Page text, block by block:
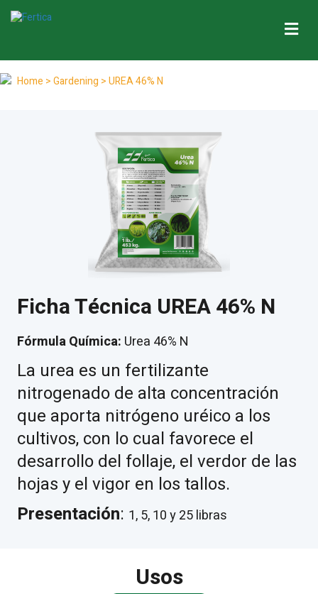
Home > Gardening > UREA 46% N
Ficha Técnica UREA 46% N
Fórmula Química: Urea 46% N
La urea es un fertilizante
nitrogenado de alta concentración
que aporta nitrógeno uréico a los
cultivos, con lo cual favorece el
desarrollo del follaje, el verdor de las
hojas y el vigor en los tallos.
Presentación: 1, 5, 10 y 25 libras
Usos